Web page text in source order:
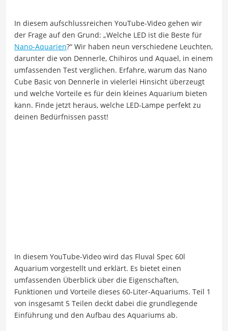
In diesem aufschlussreichen YouTube-Video gehen wir
der Frage auf den Grund: „Welche LED ist die Beste für
Nano-Aquarien?“ Wir haben neun verschiedene Leuchten,
darunter die von Dennerle, Chihiros und Aquael, in einem
umfassenden Test verglichen. Erfahre, warum das Nano
Cube Basic von Dennerle in vielerlei Hinsicht überzeugt
und welche Vorteile es für dein kleines Aquarium bieten
kann. Finde jetzt heraus, welche LED-Lampe perfekt zu
deinen Bedürfnissen passt!
In diesem YouTube-Video wird das Fluval Spec 60l
Aquarium vorgestellt und erklärt. Es bietet einen
umfassenden Überblick über die Eigenschaften,
Funktionen und Vorteile dieses 60-Liter-Aquariums. Teil 1
von insgesamt 5 Teilen deckt dabei die grundlegende
Einführung und den Aufbau des Aquariums ab.